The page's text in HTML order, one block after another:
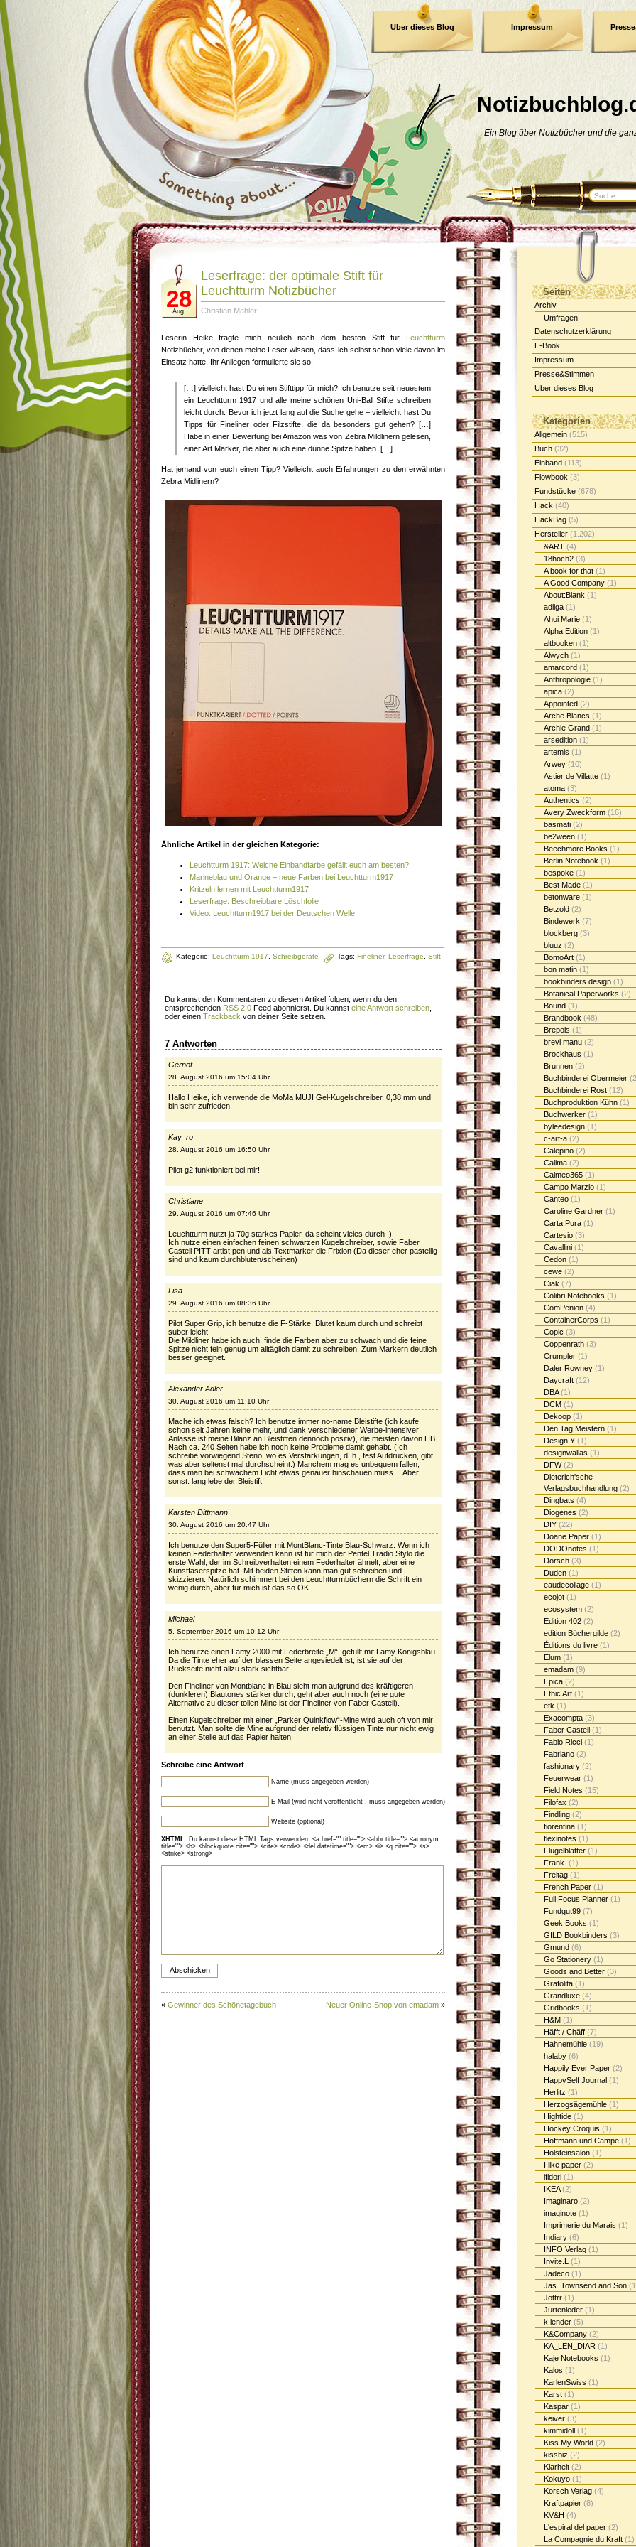
Ein Blog über Notizbücher und die
Über dieses Blog Impressum
Datenschutzerklärung
Seiten
Archiv
Umfragen
Datenschutzerklärung
E-Book
Impressum
Presse&Stimmen
Über dieses Blog
Kategorien
Allgemein (515)
Buch (32)
Einband (113)
Flowbook (3)
Fundstücke (678)
Hack (40)
HackBag (5)
Hersteller (1.202)
&ART (4)
18hoch2 (3)
A book for that (1)
A Good Company (1)
About:Blank (1)
adliga (1)
Ahoi Marie (1)
Alpha Edition (1)
altbooken (1)
Alwych (1)
amarcord (1)
Anthropologie (1)
apica (2)
Appointed (2)
Arche Blancs (1)
Archie Grand (1)
arsedition (1)
artemis (1)
Arwey (10)
Astier de Villatte (1)
atoma (3)
Authentics (2)
Avery Zweckform (16)
basmati (2)
be2ween (1)
Beechmore Books (1)
Berlin Notebook (1)
bespoke (1)
Best Made (1)
betonware (1)
Betzold (2)
Bindewerk (7)
blockberg (3)
bluuz (2)
BomoArt (1)
bon matin (1)
bookbinders design (1)
Botanical Paperworks (2)
Bound (1)
Brandbook (48)
Brepols (1)
brevi manu (2)
Brockhaus (1)
Brunnen (2)
Buchbinderei Obermeier
Buchbinderei Rost (12)
Buchproduktion Kühn (1)
Buchwerker (1)
byleedesign (1)
c-art-a (2)
Calepino (2)
Calima (2)
Calmeo365 (1)
Campo Marzio (1)
Canteo (1)
Caroline Gardner (1)
Carta Pura (1)
Cartesio (3)
Cavallini (1)
Cedon (1)
cewe (2)
Ciak (7)
Colibri Notebooks (1)
ComPenion (4)
ContainerCorps (1)
Copic (3)
Coppenrath (3)
Crumpler (1)
Daler Rowney (1)
Daycraft (12)
DBA(1)
DCM (1)
Dekoop (1)
Den Tag Meistern (1)
Design.Y (1)
designwallas (1)
DFW(2)
Dieterich'sche
Verlagsbuchhandlung (2)
Dingbats (4)
Diogenes (2)
DIY (22)
Doane Paper (1)
DODOnotes (1)
Dorsch (3)
Duden (1)
eaudecollage (1)
ecojot (1)
ecosystem (2)
Edition 402 (2)
edition Büchergilde (2)
Éditions du livre (1)
Elum (1)
emadam (9)
Epica (2)
Ethic Art (1)
etk (1)
Exacompta (3)
Faber Castell (1)
Fabio Ricci (1)
Fabriano (2)
fashionary (2)
Feuerwear (1)
Field Notes (15)
Filofax (2)
Findling (2)
fiorentina (1)
flexinotes (1)
Flügelblätter (1)
Frank. (1)
Freitag (1)
French Paper (1)
Full Focus Planner (1)
Fundgut99 (7)
Geek Books (1)
GILD Bookbinders (3)
Gmund (6)
Go Stationery (1)
Goods and Better (3)
Grafolita (1)
Grandluxe (4)
Gridbooks (1)
H&M (1)
Häfft / Chäff (7)
Hahnemühle (19)
halaby (6)
Happily Ever Paper (2)
HappySelf Journal (1)
Herlitz (1)
Herzogsägemühle (1)
Hightide (1)
Hockey Croquis (1)
Hoffmann und Campe (1)
Holsteinsalon (1)
I like paper (2)
ifidori (1)
IKEA(2)
Imaginaro (2)
imaginote (1)
Imprimerie du Marais (1)
Indiary (6)
INFO Verlag (1)
Invite.L (1)
Jadeco (1)
Jas. Townsend and Son
Jottrr (1)
Jurtenleder (1)
k lender (5)
K&Company (2)
KA_LEN_DIAR (1)
Kaje Notebooks (1)
Kalos (1)
KarlenSwiss (1)
Karst (1)
Kaspar (1)
keiver (3)
kimmidoll (1)
Kiss My World (2)
kissbiz (2)
Klarheit (2)
Kokuyo (1)
Korsch Verlag (4)
Kraftpapier (8)
KV&H (4)
L'espiral del paper (2)
La Compagnie du Kraft (1)
28
Aug.
Leserfrage: der optimale Stift für
Leuchtturm Notizbücher
Christian Mähler
Leserin Heike fragte mich neulich nach dem besten Stift für Leuchtturm
Notizbücher, von denen meine Leser wissen, dass ich selbst schon viele davon im
Einsatz hatte. Ihr Anliegen formulierte sie so:
[…] vielleicht hast Du einen Stifttipp für mich? Ich benutze seit neuestem
ein Leuchtturm 1917 und alle meine schönen Uni-Ball Stifte schreiben
leicht durch. Bevor ich jetzt lang auf die Suche gehe – vielleicht hast Du
Tipps für Fineliner oder Filzstifte, die da besonders gut gehen? […]
Habe in einer Bewertung bei Amazon was von Zebra Mildlinern gelesen,
einer Art Marker, die aber auch eine dünne Spitze haben. […]
Hat jemand von euch einen Tipp? Vielleicht auch Erfahrungen zu den erwähnten
Zebra Midlinern?
Ähnliche Artikel in der gleichen Kategorie:
Leuchtturm 1917: Welche Einbandfarbe gefällt euch am besten?
Marineblau und Orange – neue Farben bei Leuchtturm1917
Kritzeln lernen mit Leuchtturm1917
Leserfrage: Beschreibbare Löschfolie
Video: Leuchtturm1917 bei der Deutschen Welle
Kategorie: Leuchtturm 1917 Schreibgeräte Tags: Fineliner, Leserfrage Stift
Du kannst den Kommentaren zu diesem Artikel folgen, wenn du den
entsprechenden RSS 2.0 Feed abonnierst. Du kannst eine Antwort schreiben
oder einen Trackback von deiner Seite setzen.
7 Antworten
Gernot
28. August 2016 um 15:04 Uhr
Hallo Heike, ich verwende die MoMa MUJI Gel-Kugelschreiber, 0,38 mm und
bin sehr zufrieden.
Kay_ro
28. August 2016 um 16:50 Uhr
Pilot g2 funktioniert bei mir!
Christiane
29. August 2016 um 07:46 Uhr
Leuchtturm nutzt ja 70g starkes Papier, da scheint vieles durch ;)
Ich nutze einen einfachen feinen schwarzen Kugelschreiber, sowie Faber
Castell PITT artist pen und als Textmarker die Frixion (Da dieser eher pastellig
sind und kaum durchbluten/scheinen)
Lisa
29. August 2016 um 08:36 Uhr
Pilot Super Grip, ich benutze die F-Stärke. Blutet kaum durch und schreibt
suber leicht.
Die Mildliner habe ich auch, finde die Farben aber zu schwach und die feine
Spitze nicht fein genug um alltäglich damit zu schreiben. Zum Markern deutlich
besser geeignet.
Alexander Adler
30. August 2016 um 11:10 Uhr
Mache ich etwas falsch? Ich benutze immer no-name Bleistifte (ich kaufe
schon seit Jahren keine mehr, und dank verschiedener Werbe-intensiver
Anlässe ist meine Bilanz an Bleistiften dennoch positiv), die meisten davon HB.
Nach ca. 240 Seiten habe ich noch keine Probleme damit gehabt. (Ich
schreibe vorwiegend Steno, wo es Verstärkungen, d. h., fest Aufdrücken, gibt,
was aber seltenst mal durchscheint.) Manchem mag es unbequem fallen,
dass man bei schwachem Licht etwas genauer hinschauen muss… Aber
sonst: lang lebe der Bleistift!
Karsten Dittmann
30. August 2016 um 20:47 Uhr
Ich benutze den Super5-Füller mit MontBlanc-Tinte Blau-Schwarz. Wenn ich
keinen Federhalter verwenden kann ist für mich der Pentel Tradio Stylo die
erste Wahl, der im Schreibverhalten einem Federhalter ähnelt, aber eine
Kunstfaserspitze hat. Mit beiden Stiften kann man gut schreiben und
skizzieren. Natürlich schimmert bei den Leuchtturmbüchern die Schrift ein
wenig durch, aber für mich ist das so OK.
Michael
5. September 2016 um 10:12 Uhr
Ich benutze einen Lamy 2000 mit Federbreite „M“, gefüllt mit Lamy Königsblau.
Da die Tinte eher auf der blassen Seite angesiedelt ist, ist sie auf der
Rückseite nicht allzu stark sichtbar.
Den Fineliner von Montblanc in Blau sieht man aufgrund des kräftigeren
(dunkleren) Blautones stärker durch, geht aber auch noch (eine gute
Alternative zu dieser tollen Mine ist der Fineliner von Faber Castell).
Einen Kugelschreiber mit einer „Parker Quinkflow“-Mine wird auch oft von mir
benutzt. Man sollte die Mine aufgrund der relativ flüssigen Tinte nur nicht ewig
an einer Stelle auf das Papier halten.
Schreibe eine Antwort
Name (muss angegeben werden)
E-Mail (wird nicht veröffentlicht , muss angegeben werden)
Website (optional)
XHTML: Du kannst diese HTML Tags verwenden: <a href="" title=""> <abbr title=""> <acronym
title=""> <b> <blockquote cite=""> <cite> <code> <del datetime=""> <em> <i> <q cite=""> <s>
<strike> <strong>
« Gewinner des Schönetagebuch Neuer Online-Shop von emadam »